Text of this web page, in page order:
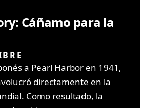
Cáñamo para la
a Pearl Harbor en 1941,
directamente en la
Como resultado, la